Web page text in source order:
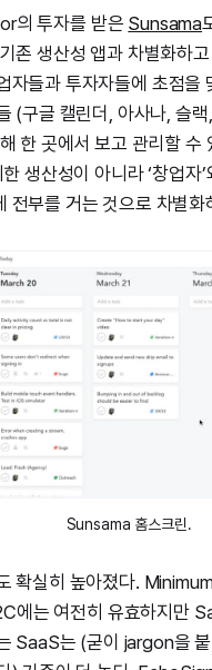
의 투자를 받은 Sunsama
존 생산성 앱과 차별화하
자들과 투자자들에 초점을
(구글 캘린더, 아사나, 슬
한 곳에서 보고 관리할 수
생산성이 아니라 ‘창업자’
전부를 거는 것으로 차별화
Sunsama 홈스크린.
확실히 높아졌다.
에는 여전히 유효하지만
SaaS는 (굳이 jargon을